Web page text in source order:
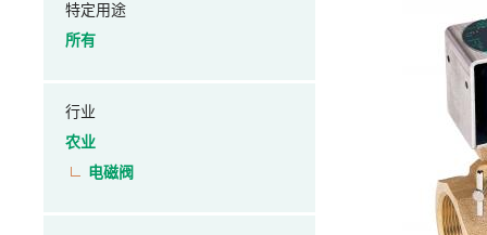
特定用途
所有
行业
农业
电磁阀